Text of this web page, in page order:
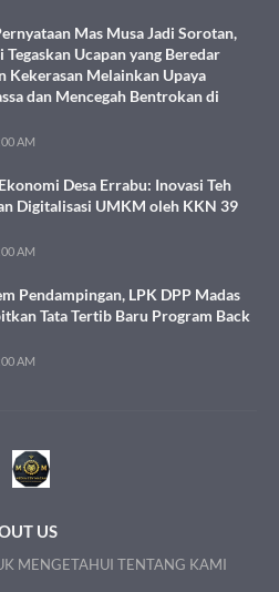
Mas Musa Jadi Sorotan,
Ucapan yang Beredar
Kekerasan Melainkan Upaya
dan Mencegah Bentrokan di
AM
Desa Errabu: Inovasi Teh
Digitalisasi UMKM oleh KKN 39
AM
Pendampingan, LPK DPP Madas
Tata Tertib Baru Program Back
AM
US
MENGETAHUI TENTANG KAMI